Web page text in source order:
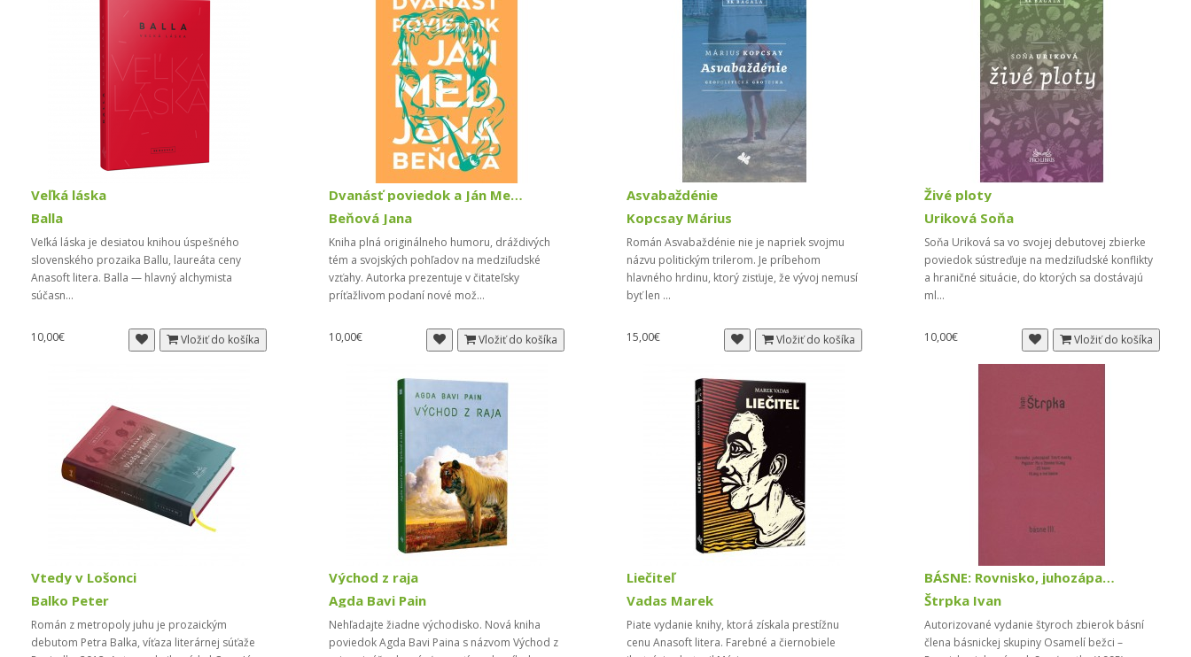
Veľká láska
Balla
Veľká láska je desiatou knihou úspešného
slovenského prozaika Ballu, laureáta ceny
Anasoft litera. Balla — hlavný alchymista
súčasn...
10,00€ Vložiť do košíka
Dvanásť poviedok a Ján Med (2003, vypredané)
Beňová Jana
Kniha plná originálneho humoru, dráždivých
tém a svojských pohľadov na medziľudské
vzťahy. Autorka prezentuje v čitateľsky
príťažlivom podaní nové mož...
10,00€ Vložiť do košíka
Asvabaždénie
Kopcsay Márius
Román Asvabaždénie nie je napriek svojmu
názvu politickým trilerom. Je príbehom
hlavného hrdinu, ktorý zisťuje, že vývoj nemusí
byť len ...
15,00€ Vložiť do košíka
Živé ploty
Uriková Soňa
Soňa Uriková sa vo svojej debutovej zbierke
poviedok sústreďuje na medziľudské konflikty
a hraničné situácie, do ktorých sa dostávajú
ml...
10,00€ Vložiť do košíka
Vtedy v Lošonci
Balko Peter
Román z metropoly juhu je prozaickým
debutom Petra Balka, víťaza literárnej súťaže
Východ z raja
Agda Bavi Pain
Nehľadajte žiadne východisko. Nová kniha
poviedok Agda Bavi Paina s názvom Východ z
Liečiteľ
Vadas Marek
Piate vydanie knihy, ktorá získala prestížnu
cenu Anasoft litera. Farebné a čiernobiele
BÁSNE: Rovnisko, juhozápad. Smrť matky / Majster...
Štrpka Ivan
Autorizované vydanie štyroch zbierok básní
člena básnickej skupiny Osamelí bežci –